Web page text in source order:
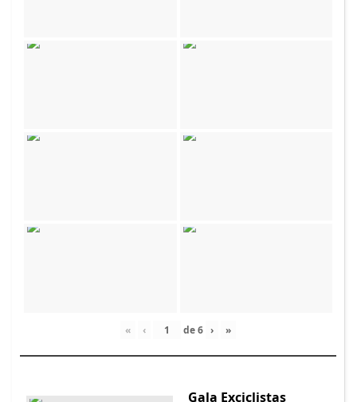
« ‹ de6 › »
Gala Exciclistas